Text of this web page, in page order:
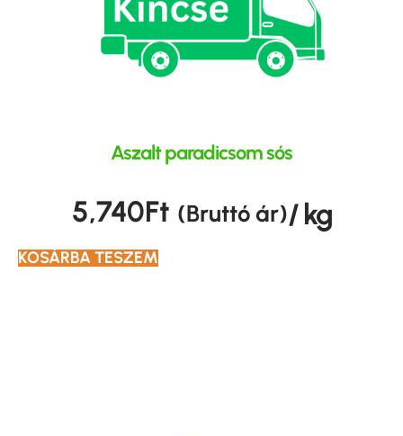
Aszalt paradicsom sós
5,740Ft (Bruttó ár)/ kg
KOSÁRBA TESZEM